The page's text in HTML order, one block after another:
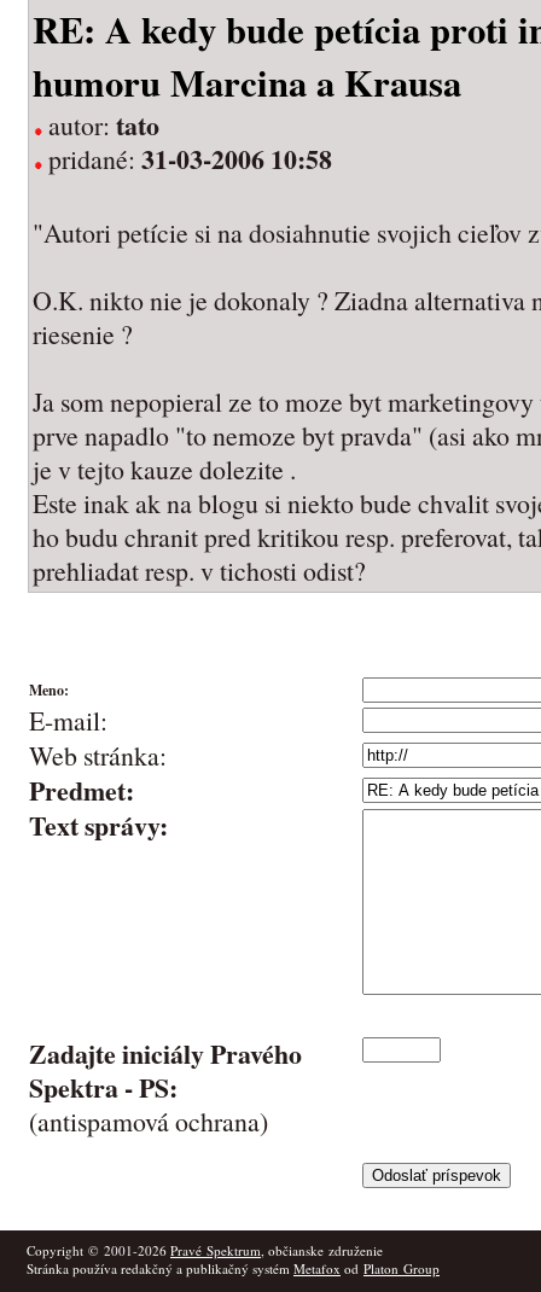
RE: A kedy bude petícia proti
humoru Marcina a Krausa
autor: tato
pridané: 31-03-2006 10:58
"Autori petície si na dosiahnutie svojich cieľov
O.K. nikto nie je dokonaly ? Ziadna alternativa
riesenie ?
Ja som nepopieral ze to moze byt
prve napadlo "to nemoze byt pravda" (asi ako
je v tejto kauze dolezite .
Este inak ak na blogu si niekto bude chvalit
ho budu chranit pred kritikou resp. preferovat,
prehliadat resp. v tichosti odist?
Meno:
E-mail:
Web stránka:
Predmet:
Text správy:
Zadajte iniciály Pravého
Spektra -PS:
(antispamová ochrana)
Copyright © 2001-2026 Pravé Spektrum, občianske združenie
Stránka používa redakčný a publikačný systém Metafox od Platon Group